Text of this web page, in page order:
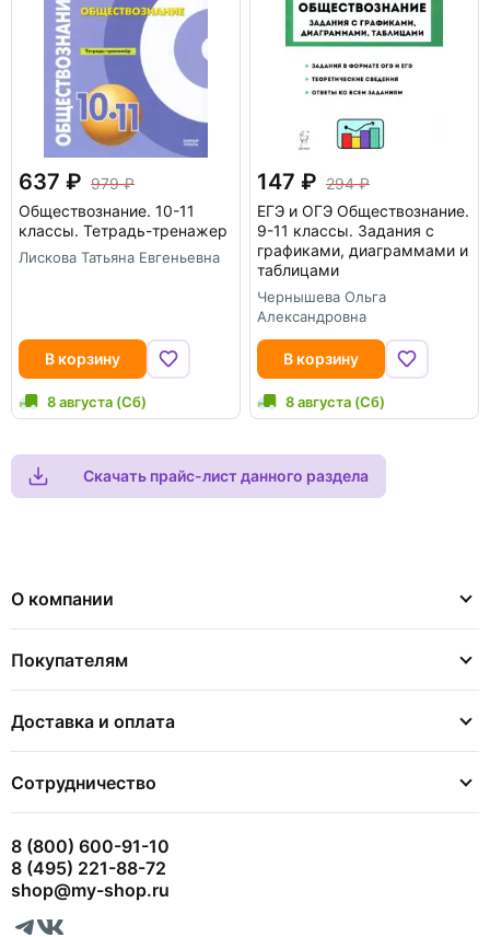
637
979
Обществознание. 10-11
классы. Тетрадь-тренажер
Лискова Татьяна Евгеньевна
В корзину
8 августа (Сб)
147
294
ЕГЭ и ОГЭ Обществознание.
9-11 классы. Задания с
графиками, диаграммами и
таблицами
Чернышева Ольга
Александровна
В корзину
8 августа (Сб)
Скачать прайс-лист данного раздела
О компании
Покупателям
Доставка и оплата
Сотрудничество
8 (800) 600-91-10
8 (495) 221-88-72
shop@my-shop.ru